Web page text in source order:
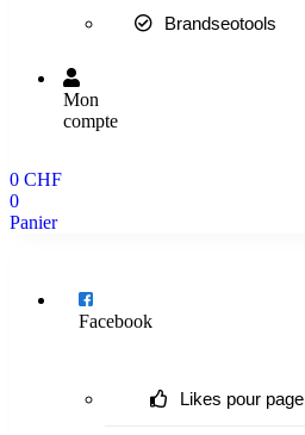
Brandseotools
Mon
compte
0 CHF
0
Panier
Facebook
Likes pour page